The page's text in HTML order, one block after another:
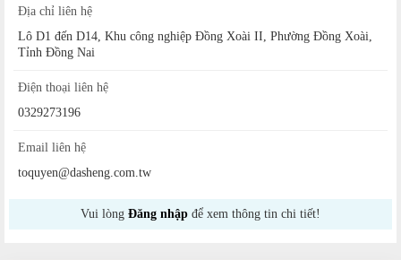
Địa chỉ liên hệ
Lô D1 đến D14, Khu công nghiệp Đồng Xoài II, Phường Đồng Xoài,
Tỉnh Đồng Nai
Điện thoại liên hệ
0329273196
Email liên hệ
toquyen@dasheng.com.tw
Vui lòng Đăng nhập để xem thông tin chi tiết!